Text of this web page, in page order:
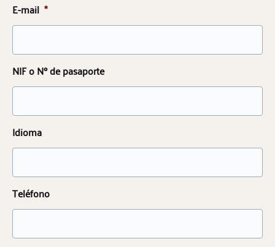
E-mail *
NIF o Nº de pasaporte
Idioma
Teléfono